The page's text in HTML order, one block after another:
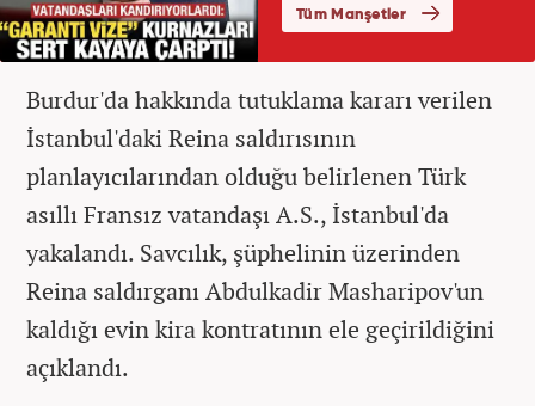
Burdur'da hakkında tutuklama kararı verilen
İstanbul'daki Reina saldırısının
planlayıcılarından olduğu belirlenen Türk
asıllı Fransız vatandaşı A.S., İstanbul'da
yakalandı. Savcılık, şüphelinin üzerinden
Reina saldırganı Abdulkadir Masharipov'un
kaldığı evin kira kontratının ele geçirildiğini
açıklandı.